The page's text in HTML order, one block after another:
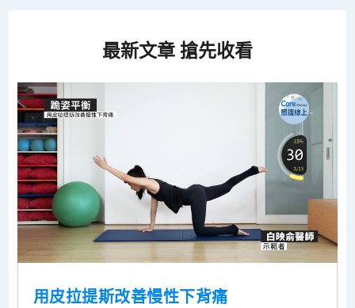
最新文章 搶先收看
用皮拉提斯改善慢性下背痛